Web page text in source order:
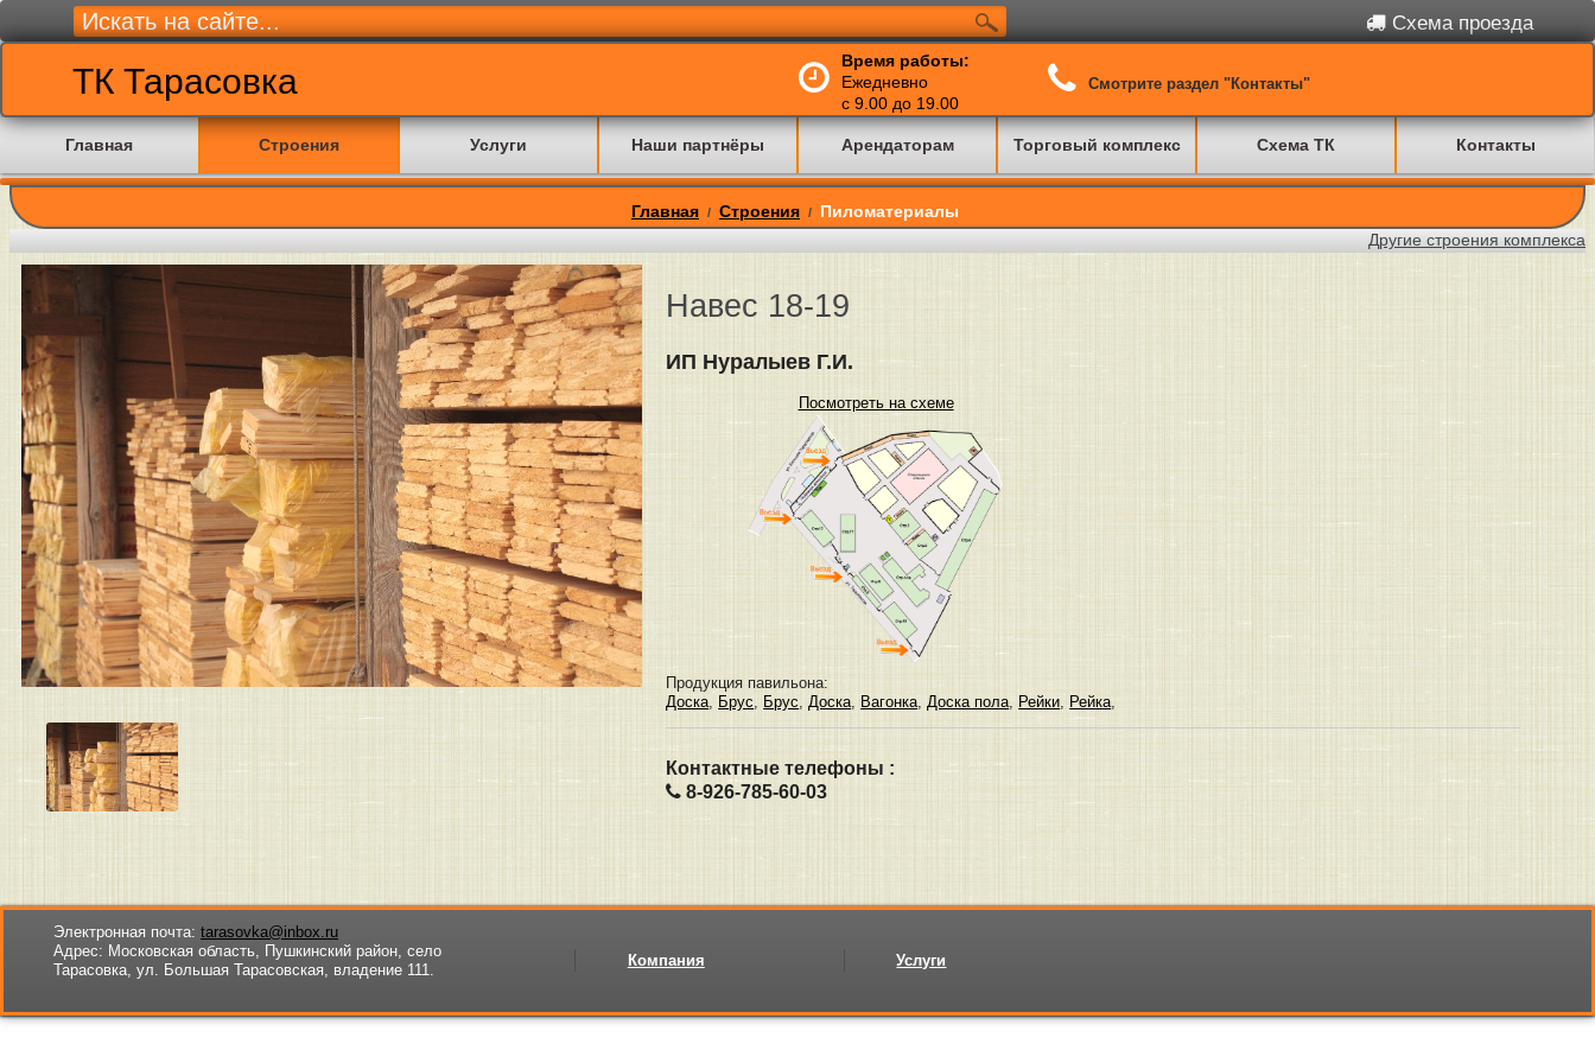
Схема проезда
ТК Тарасовка
Время работы:
Ежедневно
с 9.00 до 19.00
Смотрите раздел "Контакты"
Главная Строения Услуги Наши партнёры Арендаторам Торговый комплекс Схема ТК Контакты
Главная / Строения / Пиломатериалы
Навес 18-19
ИП Нуралыев Г.И.
Посмотреть на схеме
Продукция павильона:
Доска, Брус, Брус,Доска, Вагонка,Доска пола, Рейки, Рейка,
Контактные телефоны :
8-926-785-60-03
Другие строения комплекса
Электронная почта: tarasovka@inbox.ru
Адрес: Московская область, Пушкинский район, село
Тарасовка, ул. Большая Тарасовская, владение 111.
Компания Услуги